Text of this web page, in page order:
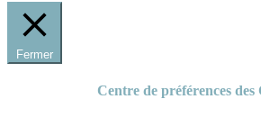
Fermer
Centre de préférences des